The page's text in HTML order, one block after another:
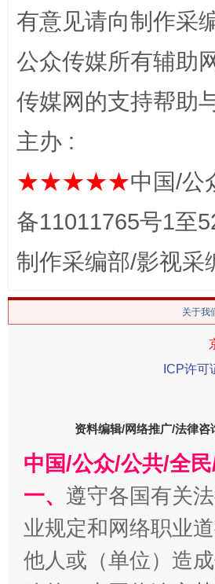
这是一记警钟！
在谋一域中谋全局
有意见请向制作采
公众传媒所有辅助
传媒网的支持帮助
主办 :
★★★★★中国/公
备11011765号1至
制作采编部/影视采
关于我
ICP许可
资料编辑/网络推广/法律咨
中国/公众/公共/全
一、 遵守各国有关
业规定和网络职业
他人或（单位）造